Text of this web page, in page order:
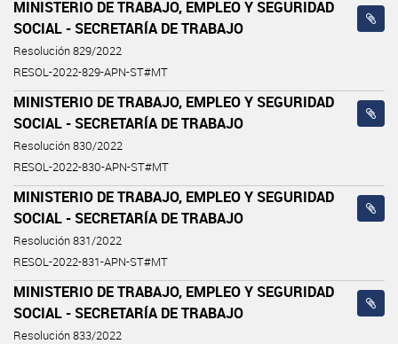
MINISTERIO DE TRABAJO, EMPLEO Y SEGURIDAD
SOCIAL - SECRETARÍA DE TRABAJO
Resolución 829/2022
RESOL-2022-829-APN-ST#MT
MINISTERIO DE TRABAJO, EMPLEO Y SEGURIDAD
SOCIAL - SECRETARÍA DE TRABAJO
Resolución 830/2022
RESOL-2022-830-APN-ST#MT
MINISTERIO DE TRABAJO, EMPLEO Y SEGURIDAD
SOCIAL - SECRETARÍA DE TRABAJO
Resolución 831/2022
RESOL-2022-831-APN-ST#MT
MINISTERIO DE TRABAJO, EMPLEO Y SEGURIDAD
SOCIAL - SECRETARÍA DE TRABAJO
Resolución 833/2022